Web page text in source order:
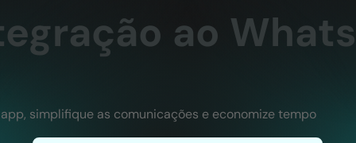
ao
simplifique as comunicações e economize tempo